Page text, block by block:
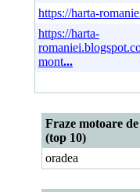
https://harta-
https://harta-
mont...
Fraze motoare
(top 10)
oradea